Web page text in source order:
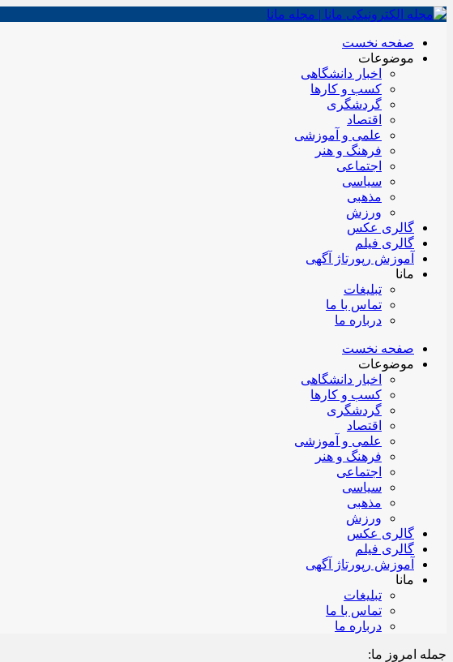
صفحه نخست
موضوعات
اخبار دانشگاهی
کسب و کارها
گردشگری
اقتصاد
علمی و آموزشی
فرهنگ و هنر
اجتماعی
سیاسی
مذهبی
ورزش
گالری عکس
گالری فیلم
آموزش رپورتاژ آگهی
مانا
تبلیغات
تماس با ما
درباره ما
صفحه نخست
موضوعات
اخبار دانشگاهی
کسب و کارها
گردشگری
اقتصاد
علمی و آموزشی
فرهنگ و هنر
اجتماعی
سیاسی
مذهبی
ورزش
گالری عکس
گالری فیلم
آموزش رپورتاژ آگهی
مانا
تبلیغات
تماس با ما
درباره ما
جمله امروز ما: